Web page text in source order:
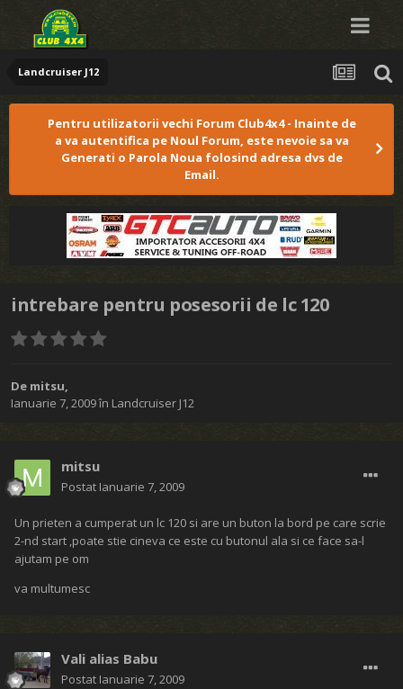
Landcruiser J12
Pentru utilizatorii vechi Forum Club4x4 - Inainte de
a va autentifica pe Noul Forum, este nevoie sa va
Generati o Parola Noua folosind adresa dvs de
Email.
intrebare pentru posesorii de lc 120
De mitsu,
Ianuarie 7, 2009în Landcruiser J12
mitsu
Postat Ianuarie 7, 2009
Un prieten a cumperat un lc 120 si are un buton la bord pe care scrie
2-nd start ,poate stie cineva ce este cu butonul ala si ce face sa-l
ajutam pe om
va multumesc
Vali alias Babu
Postat Ianuarie 7, 2009